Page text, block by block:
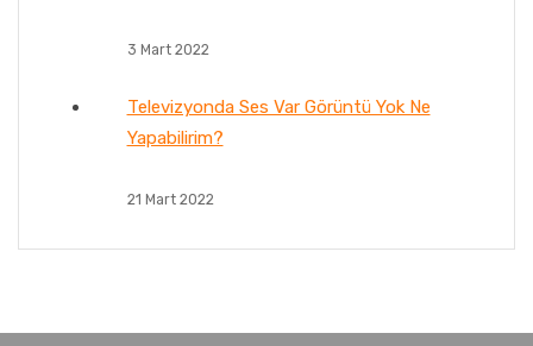
3 Mart 2022
Televizyonda Ses Var Görüntü Yok Ne
Yapabilirim?
21 Mart 2022